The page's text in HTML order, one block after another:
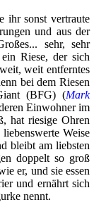
ihr sonst vertraute
und aus der
sehr, sehr
Riese, der sich
weit entferntes
bei dem Riesen
(BFG) (Mark
Einwohner im
hat riesige Ohren
Weise
bleibt am liebsten
doppelt so groß
er, und sie essen
und ernährt sich
nennt.